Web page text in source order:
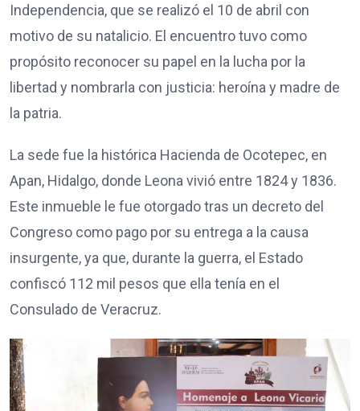
Independencia, que se realizó el 10 de abril con
motivo de su natalicio. El encuentro tuvo como
propósito reconocer su papel en la lucha por la
libertad y nombrarla con justicia: heroína y madre de
la patria.
La sede fue la histórica Hacienda de Ocotepec, en
Apan, Hidalgo, donde Leona vivió entre 1824 y 1836.
Este inmueble le fue otorgado tras un decreto del
Congreso como pago por su entrega a la causa
insurgente, ya que, durante la guerra, el Estado
confiscó 112 mil pesos que ella tenía en el
Consulado de Veracruz.